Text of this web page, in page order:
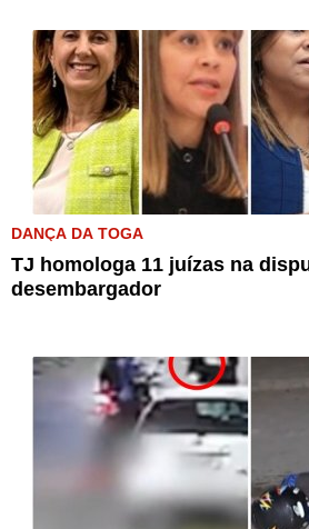
DANÇA DA TOGA
TJ homologa 11 juízas na
desembargador